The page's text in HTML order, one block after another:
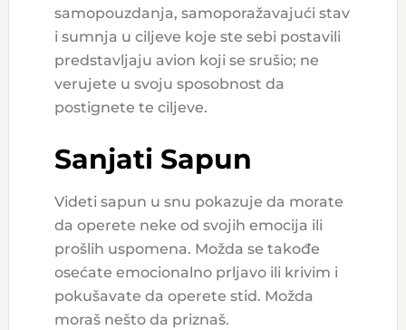
samopouzdanja, samoporažavajući stav
i sumnja u ciljeve koje ste sebi postavili
predstavljaju avion koji se srušio; ne
verujete u svoju sposobnost da
postignete te ciljeve.
Sanjati Sapun
Videti sapun u snu pokazuje da morate
da operete neke od svojih emocija ili
prošlih uspomena. Možda se takođe
osećate emocionalno prljavo ili krivim i
pokušavate da operete stid. Možda
moraš nešto da priznaš.